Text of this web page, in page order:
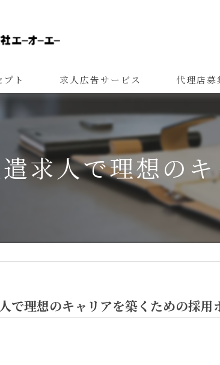
プト 求人広告サービス 代理店募
求人で理想の
で理想のキャリアを築くための採用